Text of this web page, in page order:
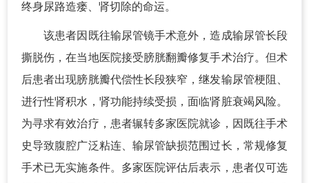
终身尿路造瘘、肾切除的命运。
该患者因既往输尿管镜手术意外，造成输尿管长段
撕脱伤，在当地医院接受膀胱翻瓣修复手术治疗。但术
后患者出现膀胱瓣代偿性长段狭窄，继发输尿管梗阻、
进行性肾积水，肾功能持续受损，面临肾脏衰竭风险。
为寻求有效治疗，患者辗转多家医院就诊，因既往手术
史导致腹腔广泛粘连、输尿管缺损范围过长，常规修复
手术已无实施条件。多家医院评估后表示，患者仅可选